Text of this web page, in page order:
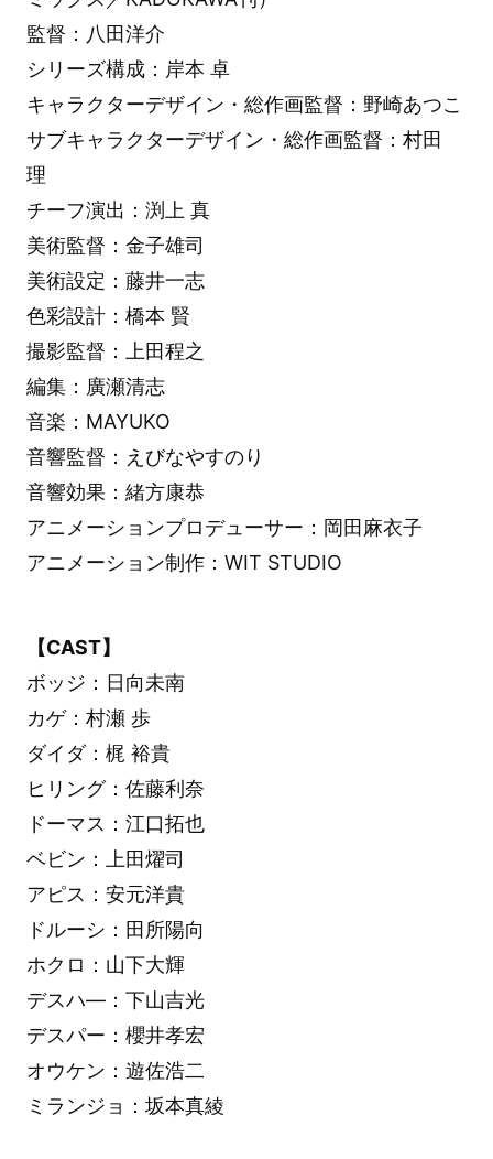
監督：八田洋介
シリーズ構成：岸本 卓
キャラクターデザイン・総作画監督：野崎あつこ
サブキャラクターデザイン・総作画監督：村田
理
チーフ演出：渕上 真
美術監督：金子雄司
美術設定：藤井一志
色彩設計：橋本 賢
撮影監督：上田程之
編集：廣瀬清志
音楽：MAYUKO
音響監督：えびなやすのり
音響効果：緒方康恭
アニメーションプロデューサー：岡田麻衣子
アニメーション制作：WIT STUDIO
【CAST】
ボッジ：日向未南
カゲ：村瀬 歩
ダイダ：梶 裕貴
ヒリング：佐藤利奈
ドーマス：江口拓也
ベビン：上田燿司
アピス：安元洋貴
ドルーシ：田所陽向
ホクロ：山下大輝
デスハ―：下山吉光
デスパー：櫻井孝宏
オウケン：遊佐浩二
ミランジョ：坂本真綾